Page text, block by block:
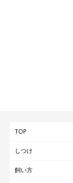
TOP
しつけ
飼い方